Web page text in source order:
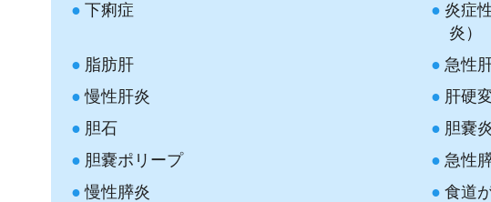
下痢症
炎症
炎）
脂肪肝
急性
慢性肝炎
肝硬
胆石
胆嚢炎
胆嚢ポリープ
急性
慢性膵炎
食道